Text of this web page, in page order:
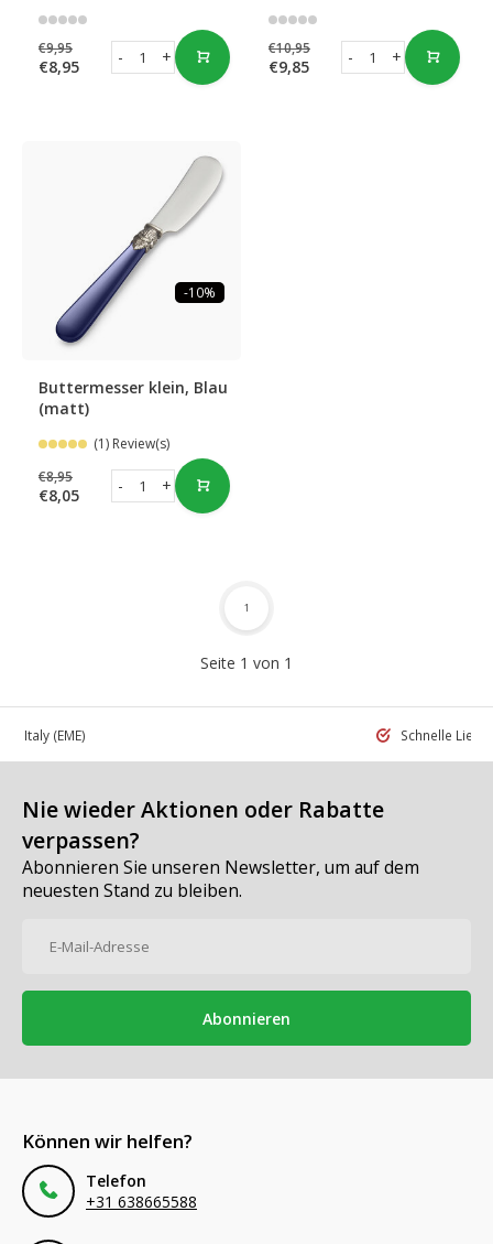
€9,95
€8,95 +
- €10,95
€9,85 +
-
-10%
Buttermesser klein, Blau
(matt)
(1) Review(s)
€8,95
€8,05 +
-
Seite 1 von 1
1
in Italy (EME) Schnelle
Nie wieder Aktionen oder Rabatte
verpassen?
Abonnieren Sie unseren Newsletter, um auf dem
neuesten Stand zu bleiben.
Abonnieren
Können wir helfen?
Telefon
+31 638665588